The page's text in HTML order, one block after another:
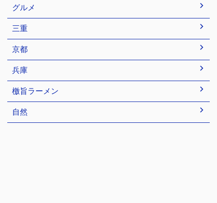
グルメ
三重
京都
兵庫
檄旨ラーメン
自然